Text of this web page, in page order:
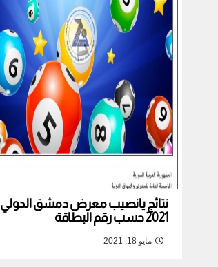
نتائج يانصيب معرض دمشق الدولي
2021 حسب رقم البطاقة
مايو 18, 2021